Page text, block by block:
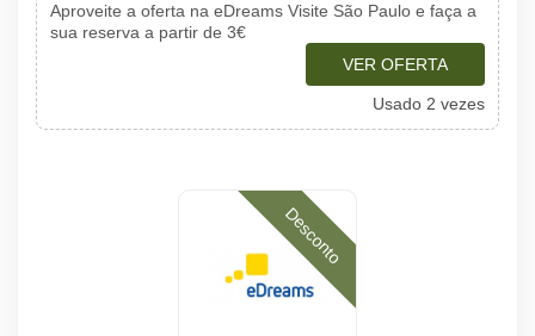
Aproveite a oferta na eDreams Visite São Paulo e faça a
sua reserva a partir de 3€
VER OFERTA
Usado 2 vezes
Desconto